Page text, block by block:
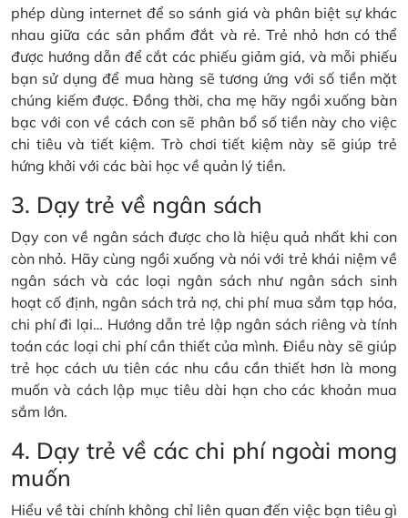
phép dùng internet để so sánh giá và phân biệt sự khác
nhau giữa các sản phẩm đắt và rẻ. Trẻ nhỏ hơn có thể
được hướng dẫn để cắt các phiếu giảm giá, và mỗi phiếu
bạn sử dụng để mua hàng sẽ tương ứng với số tiền mặt
chúng kiếm được. Đồng thời, cha mẹ hãy ngồi xuống bàn
bạc với con về cách con sẽ phân bổ số tiền này cho việc
chi tiêu và tiết kiệm. Trò chơi tiết kiệm này sẽ giúp trẻ
hứng khởi với các bài học về quản lý tiền.
3. Dạy trẻ về ngân sách
Dạy con về ngân sách được cho là hiệu quả nhất khi con
còn nhỏ. Hãy cùng ngồi xuống và nói với trẻ khái niệm về
ngân sách và các loại ngân sách như ngân sách sinh
hoạt cố định, ngân sách trả nợ, chi phí mua sắm tạp hóa,
chi phí đi lại… Hướng dẫn trẻ lập ngân sách riêng và tính
toán các loại chi phí cần thiết của mình. Điều này sẽ giúp
trẻ học cách ưu tiên các nhu cầu cần thiết hơn là mong
muốn và cách lập mục tiêu dài hạn cho các khoản mua
sắm lớn.
4. Dạy trẻ về các chi phí ngoài mong
muốn
Hiểu về tài chính không chỉ liên quan đến việc bạn tiêu gì